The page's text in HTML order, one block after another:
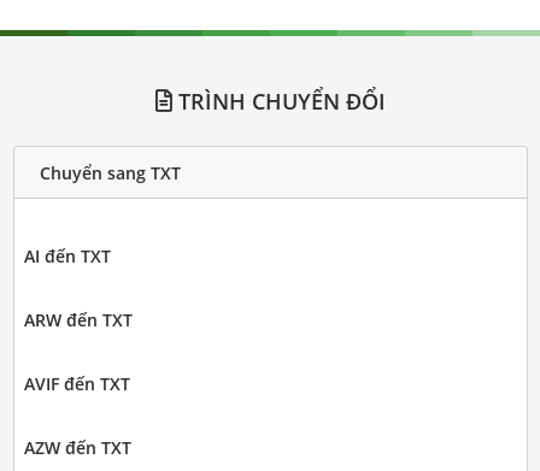
TRÌNH CHUYỂN ĐỔI
Chuyển sang TXT
AI đến TXT
ARW đến TXT
AVIF đến TXT
AZW đến TXT